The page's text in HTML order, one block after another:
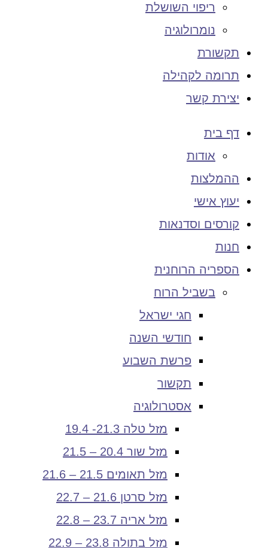
ריפוי השושלת
נומרולוגיה
תקשורת
תרומה לקהילה
יצירת קשר
דף בית
אודות
ההמלצות
יעוץ אישי
קורסים וסדנאות
חנות
הספריה הרוחנית
בשביל הרוח
חגי ישראל
חודשי השנה
פרשת השבוע
תקשור
אסטרולוגיה
מזל טלה 21.3- 19.4
מזל שור 20.4 – 21.5
מזל תאומים 21.5 – 21.6
מזל סרטן 21.6 – 22.7
מזל אריה 23.7 – 22.8
מזל בתולה 23.8 – 22.9